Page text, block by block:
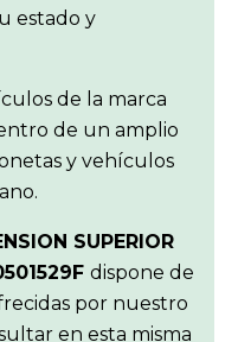
estado y
de la marca
de un amplio
y vehículos
SUPERIOR
dispone de
por nuestro
en esta misma